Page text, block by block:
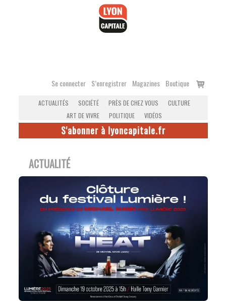
Se connecter S’enregistrer Magazines Boutique
Voir
ACTUALITÉS SOCIÉTÉ PRÈS DE CHEZ VOUS
CULTURE
ART DE VIVRE
POLITIQUE VIDÉOS
S'abonner à lyoncapitale.fr
ACTUALITÉ